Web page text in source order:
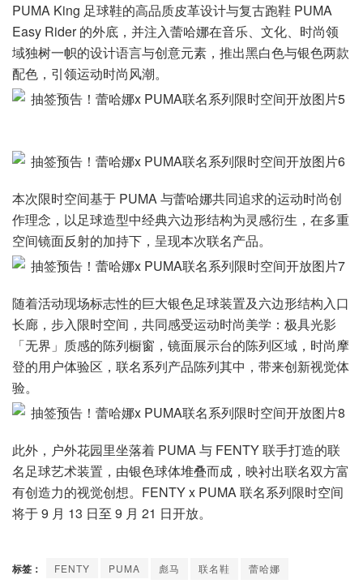
PUMA King 足球鞋的高品质皮革设计与复古跑鞋 PUMA
Easy Rider 的外底，并注入蕾哈娜在音乐、文化、时尚领
域独树一帜的设计语言与创意元素，推出黑白色与银色两款
配色，引领运动时尚风潮。
本次限时空间基于 PUMA 与蕾哈娜共同追求的运动时尚创
作理念，以足球造型中经典六边形结构为灵感衍生，在多重
空间镜面反射的加持下，呈现本次联名产品。
随着活动现场标志性的巨大银色足球装置及六边形结构入口
长廊，步入限时空间，共同感受运动时尚美学：极具光影
「无界」质感的陈列橱窗，镜面展示台的陈列区域，时尚摩
登的用户体验区，联名系列产品陈列其中，带来创新视觉体
验。
此外，户外花园里坐落着 PUMA 与 FENTY 联手打造的联
名足球艺术装置，由银色球体堆叠而成，映衬出联名双方富
有创造力的视觉创想。FENTY x PUMA 联名系列限时空间
将于 9 月 13 日至 9 月 21 日开放。
标签： FENTY PUMA 彪马 联名鞋 蕾哈娜